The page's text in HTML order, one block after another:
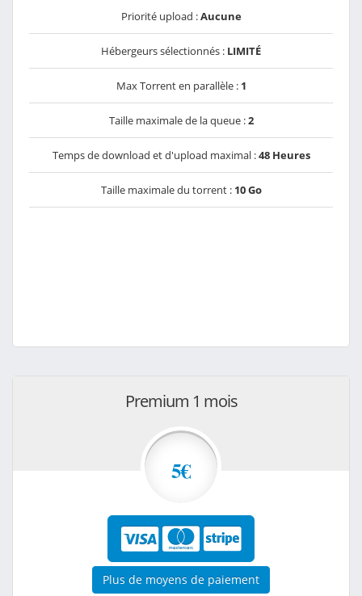
Priorité upload :Aucune
Hébergeurs sélectionnés : LIMITÉ
Max Torrent en parallèle : 1
Taille maximale de la queue :2
Temps de download et d'upload maximal :48 Heures
Taille maximale du torrent : 10 Go
Premium 1 mois
5€
Plus de moyens de paiement